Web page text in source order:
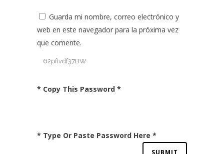
Guarda mi nombre, correo electrónico y
web en este navegador para la próxima vez
que comente.
* Copy This Password *
* Type Or Paste Password Here *